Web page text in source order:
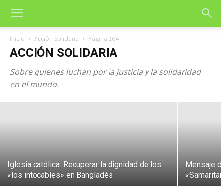
Inicio Acción Solidaria Página 264
ACCIÓN SOLIDARIA
Sobre quienes luchan por la justicia y la solidaridad
en el mundo.
Comienza el Curso Norte-Sur
«Respuestas de esperanza a este mundo
en guerra»
7 de agosto de 2026
Iglesia católica: Recuperar la dignidad de los
«los intocables» en Bangladés
Mensaje